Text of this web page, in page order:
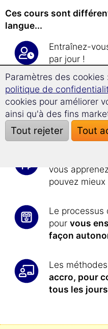
Ces cours sont
langue...
Entraînez-
par jour !
Avec la
apprenez les
tour de main !
vous apprenez
pouvez
Le processus
pour vous
façon
Les
accro, pour
tous les jours
Paramètres des
politique de
cookies pour améliorer
ainsi qu'à des fins
Tout rejeter Tout